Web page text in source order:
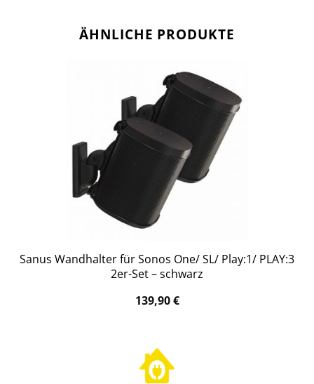
ÄHNLICHE PRODUKTE
Sanus Wandhalter für Sonos One/ SL/ Play:1/ PLAY:3
2er-Set – schwarz
139,90€